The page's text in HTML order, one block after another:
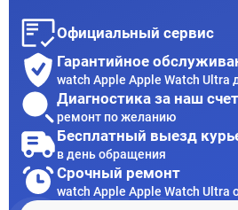
Официальный сервис
Гарантийное
watch Apple Apple Watch Ultra
Диагностика за наш
ремонт по желанию
Бесплатный выезд
в день обращения
Срочный ремонт
watch Apple Apple Watch Ultra